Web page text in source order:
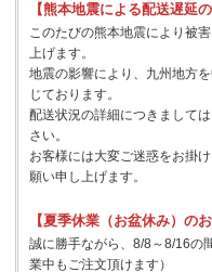
【熊本地震による配送遅延
このたびの熊本地震により被
上げます。
地震の影響により、九州地方
じております。
配送状況の詳細につきまして
さい。
お客様には大変ご迷惑をお掛
願い申し上げます。
【夏季休業（お盆休み）のお
誠に勝手ながら、8/8～8/16の
業中もご注文頂けます）